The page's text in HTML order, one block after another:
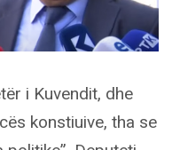
i Kuvendit, dhe
konstiuive, tha se